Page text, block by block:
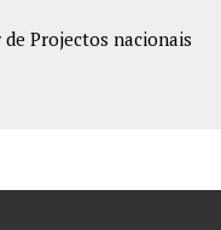
Projectos nacionais